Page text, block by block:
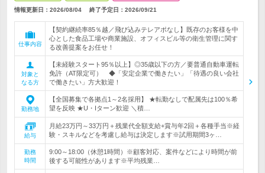
情報更新日：2026/08/04 終了予定日： 2026/09/21
仕事内容
【契約継続率85％越／飛び込みテレアポなし】既存のお客様を中
心とした食品工場や商業施設、オフィスビル等の衛生管理に関す
る改善提案をお任せ！
対象と
なる方
【未経験スタート95％以上】◎35歳以下の方／要普通自動車運転
免許（AT限定可） ◆「安定企業で働きたい」「待遇の良い会社
で働きたい」方大歓迎！
勤務地
【全国募集で各拠点1～2名採用】 ★転勤なしで配属先は100％希
望を反映 ★U・Iターン歓迎 ＼積…
給与
月給23万円～33万円＋残業代全額支給+賞与年2回＋各種手当※経
験・スキルなどを考慮し給与は決定します※試用期間3ヶ…
勤務
時間
9:00～18:00（休憩1時間）※顧客対応、案件などにより時間が前
後する可能性があります※平均残業…